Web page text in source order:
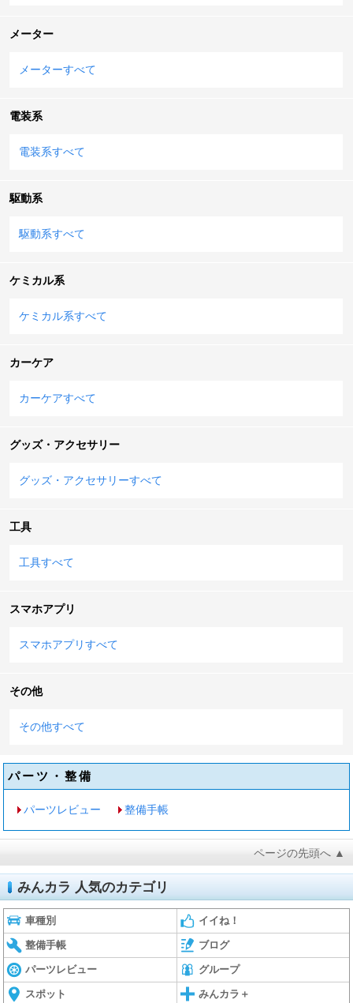
メーター
メーターすべて
電装系
電装系すべて
駆動系
駆動系すべて
ケミカル系
ケミカル系すべて
カーケア
カーケアすべて
グッズ・アクセサリー
グッズ・アクセサリーすべて
工具
工具すべて
スマホアプリ
スマホアプリすべて
その他
その他すべて
パーツ・整備
パーツレビュー 整備手帳
ページの先頭へ ▲
みんカラ 人気のカテゴリ
車種別 イイね！
整備手帳 ブログ
パーツレビュー グループ
スポット みんカラ＋